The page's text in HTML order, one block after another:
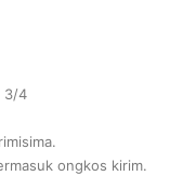
3/4
ongkos kirim.